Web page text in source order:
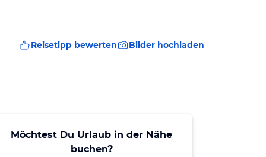
Reisetipp bewerten Bilder hochladen
Möchtest Du Urlaub in der Nähe
buchen?